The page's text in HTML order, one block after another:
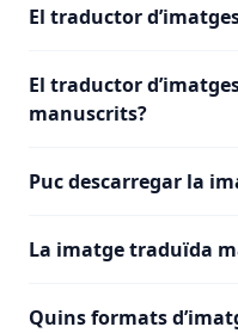
El traductor
El traductor
manuscrits?
Puc descarregar la
La imatge traduïda
Quins formats